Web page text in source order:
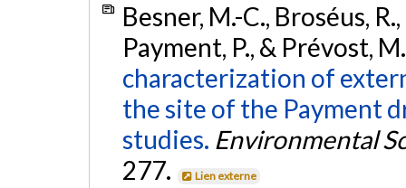
Besner, M.-C., Broséus,
Payment, P., & Prévost,
characterization of
the site of the Payment
studies. Environmental
277.
Lien externe